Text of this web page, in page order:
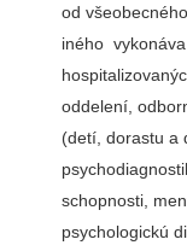
od
iného
oddelení,
(detí, dorastu a
schopnosti,
psychologickú